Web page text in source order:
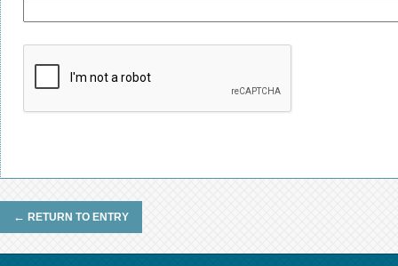
← RETURN TO ENTRY